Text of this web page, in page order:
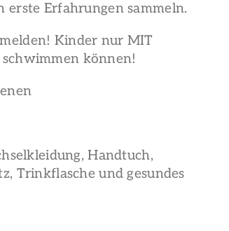
Erfahrungen sammeln.
Kinder nur MIT
können!
Handtuch,
Trinkflasche und gesundes